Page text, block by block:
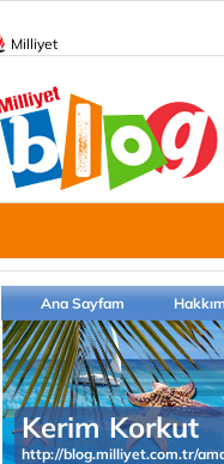
Milliyet
Ana Sayfam
Kerim Korkut
http://blog.milliyet.com.tr/